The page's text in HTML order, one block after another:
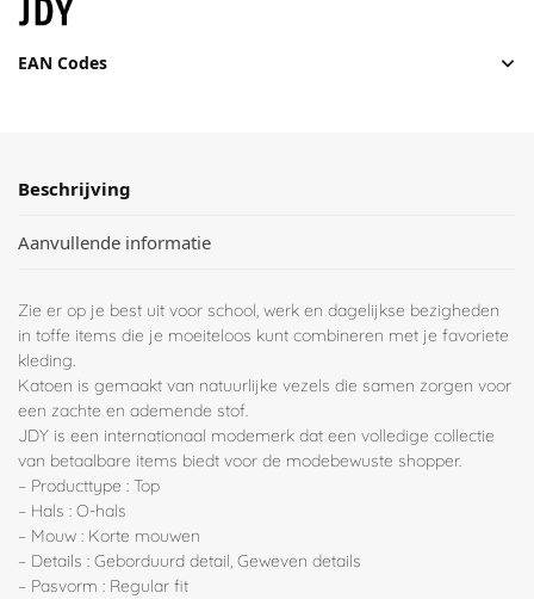
EAN Codes
Beschrijving
Aanvullende informatie
Zie er op je best uit voor school, werk en dagelijkse bezigheden
in toffe items die je moeiteloos kunt combineren met je favoriete
kleding.
Katoen is gemaakt van natuurlijke vezels die samen zorgen voor
een zachte en ademende stof.
JDY is een internationaal modemerk dat een volledige collectie
van betaalbare items biedt voor de modebewuste shopper.
– Producttype : Top
– Hals : O-hals
– Mouw : Korte mouwen
– Details : Geborduurd detail, Geweven details
– Pasvorm : Regular fit